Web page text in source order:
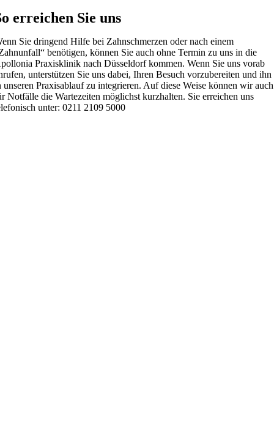
erreichen Sie uns
Sie dringend Hilfe bei Zahnschmerzen oder nach einem
benötigen, können Sie auch ohne Termin zu uns in die
Praxisklinik nach Düsseldorf kommen. Wenn Sie uns vorab
unterstützen Sie uns dabei, Ihren Besuch vorzubereiten und ihn
unseren Praxisablauf zu integrieren. Auf diese Weise können wir auch
Notfälle die Wartezeiten möglichst kurzhalten. Sie erreichen uns
unter: 0211 2109 5000